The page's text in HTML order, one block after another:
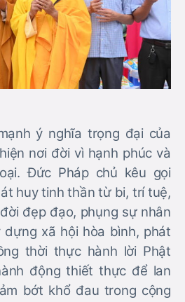
ý nghĩa trọng đại của
nơi đời vì hạnh phúc và
Đức Pháp chủ kêu gọi
huy tinh thần từ bi, trí tuệ,
đẹp đạo, phụng sự nhân
dựng xã hội hòa bình, phát
thời thực hành lời Phật
động thiết thực để lan
bớt khổ đau trong cộng